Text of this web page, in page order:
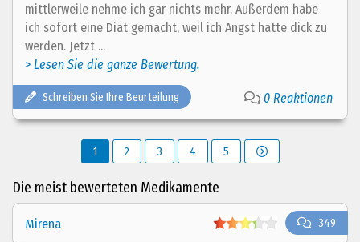
mittlerweile nehme ich gar nichts mehr. Außerdem habe
ich sofort eine Diät gemacht, weil ich Angst hatte dick zu
werden. Jetzt ...
> Lesen Sie die ganze Bewertung.
Schreiben Sie Ihre Beurteilung 0 Reaktionen
1 2 3 4 5
Die meist bewerteten Medikamente
349
Mirena